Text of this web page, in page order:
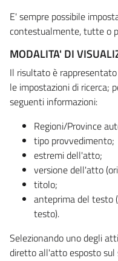
E' sempre possibile
contestualmente, tutte o
MODALITA' DI
Il risultato è
le impostazioni di ricerca;
seguenti informazioni:
Regioni/Province
tipo provvedimento;
estremi dell'atto;
versione dell'atto
titolo;
anteprima del testo
testo).
Selezionando uno degli
diretto all'atto esposto sul